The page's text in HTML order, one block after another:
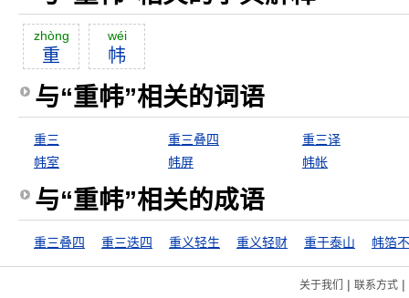
zhòng
重
wéi
帏
与“重帏”相关的词语
重三 重三叠四
重三译
帏室
帏屏 帏帐
与“重帏”相关的成语
重三叠四 重三迭四 重义轻生 重义轻财 重于泰山 帏箔
关于我们 | 联系方式|